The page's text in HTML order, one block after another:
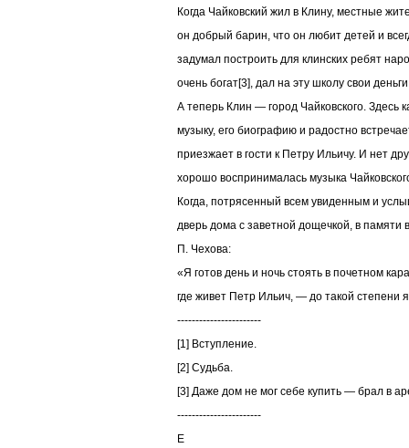
Когда Чайковский жил в Клину, местные
он добрый барин, что он любит детей и
задумал построить для клинских ребят
очень богат[3], дал на эту школу свои
А теперь Клин — город Чайковского. Здесь
музыку, его биографию и радостно
приезжает в гости к Петру Ильичу. И нет
хорошо воспринималась музыка
Когда, потрясенный всем увиденным и
дверь дома с заветной дощечкой, в
П. Чехова:
«Я готов день и ночь стоять в почетном
где живет Петр Ильич, — до такой степени
-----------------------
[1] Вступление.
[2] Судьба.
[3] Даже дом не мог себе купить — брал в
-----------------------
Е